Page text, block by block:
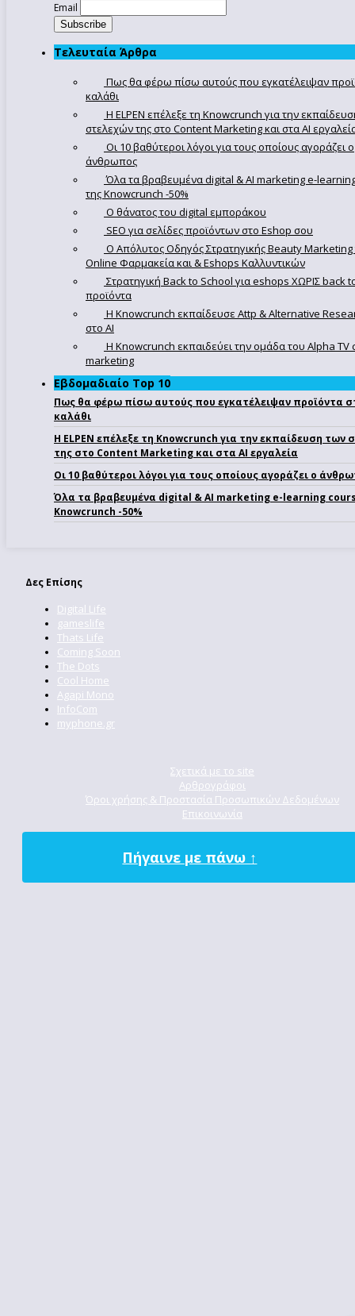
Email
Τελευταία Άρθρα
Πως θα φέρω πίσω αυτούς που εγκατέλειψαν
καλάθι
Η ELPEN επέλεξε τη Knowcrunch για την
στελεχών της στο Content Marketing και στα AI
Οι 10 βαθύτεροι λόγοι για τους οποίους αγοράζει ο
άνθρωπος
Όλα τα βραβευμένα digital & AI marketing e-
της Knowcrunch -50%
Ο θάνατος του digital εμποράκου
SEO για σελίδες προϊόντων στο Eshop σου
Ο Απόλυτoς Οδηγός Στρατηγικής Beauty Marketing
Online Φαρμακεία και & Eshops Καλλυντικών
Στρατηγική Back to School για eshops ΧΩΡΙΣ back
προϊόντα
Η Knowcrunch εκπαίδευσε Attp & Alternative
στο ΑΙ
Η Knowcrunch εκπαιδεύει την ομάδα του Alpha TV
marketing
Εβδομαδιαίο Top 10
Πως θα φέρω πίσω αυτούς που εγκατέλειψαν προϊόντα
καλάθι
Η ELPEN επέλεξε τη Knowcrunch για την εκπαίδευση των
της στο Content Marketing και στα AI εργαλεία
Οι 10 βαθύτεροι λόγοι για τους οποίους αγοράζει ο
Όλα τα βραβευμένα digital & AI marketing e-learning
Knowcrunch -50%
Δες Επίσης
Digital Life
gameslife
Thats Life
Coming Soon
The Dots
Cool Home
Agapi Mono
InfoCom
myphone.gr
Σχετικά με το site
Αρθρογράφοι
Όροι χρήσης & Προστασία Προσωπικών Δεδομένων
Επικοινωνία
Πήγαινε με πάνω ↑